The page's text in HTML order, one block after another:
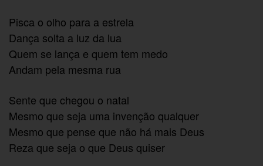
Pisca o olho para a estrela
Dança solta a luz da lua
Quem se lança e quem tem medo
Andam pela mesma rua
Sente que chegou o natal
Mesmo que seja uma invenção qualquer
Mesmo que pense que não há mais Deus
Reza que seja o que Deus quiser